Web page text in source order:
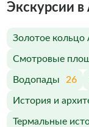
Экскурсии
Золотое кольцо
Смотровые
Водопады 26
История и
Термальные